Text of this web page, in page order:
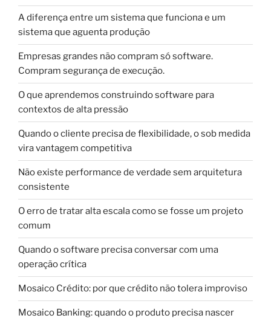
A diferença entre um sistema que funciona e um
sistema que aguenta produção
Empresas grandes não compram só software.
Compram segurança de execução.
O que aprendemos construindo software para
contextos de alta pressão
Quando o cliente precisa de flexibilidade, o sob medida
vira vantagem competitiva
Não existe performance de verdade sem arquitetura
consistente
O erro de tratar alta escala como se fosse um projeto
comum
Quando o software precisa conversar com uma
operação crítica
Mosaico Crédito: por que crédito não tolera improviso
Mosaico Banking: quando o produto precisa nascer